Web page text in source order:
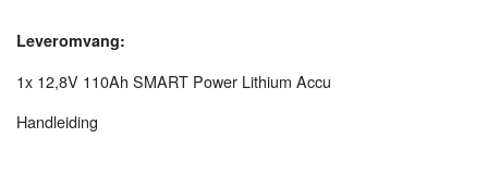
Leveromvang:
1x 12,8V 110Ah SMART Power Lithium Accu
Handleiding